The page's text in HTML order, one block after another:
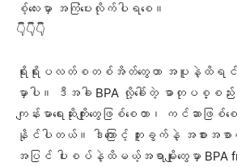
စ့်လေးမှာ အကြံပေးလိုက်ပါရစေ။
👇👇👇
ရိုးရိုးပလတ်စတစ်အိတ်တွေဟာ အပူနဲ့ထိရင်ပျော့
မှာပါ။ ဒီအခါ BPA လို့ခေါ်တဲ့ ဓာတုပစ္စ
ကျန်းမာရေးဆိုးကျိုးတွေဖြစ်စေတာ၊ ကင်ဆာဖြစ်
နိုင်ပါတယ်။ ဒါကြောင့် ဘူးခွက်နဲ့ အစားအ
အပြင် ပါးစပ်နဲ့ထိမယ့်အရာမျိုးတွေမှာ BPA